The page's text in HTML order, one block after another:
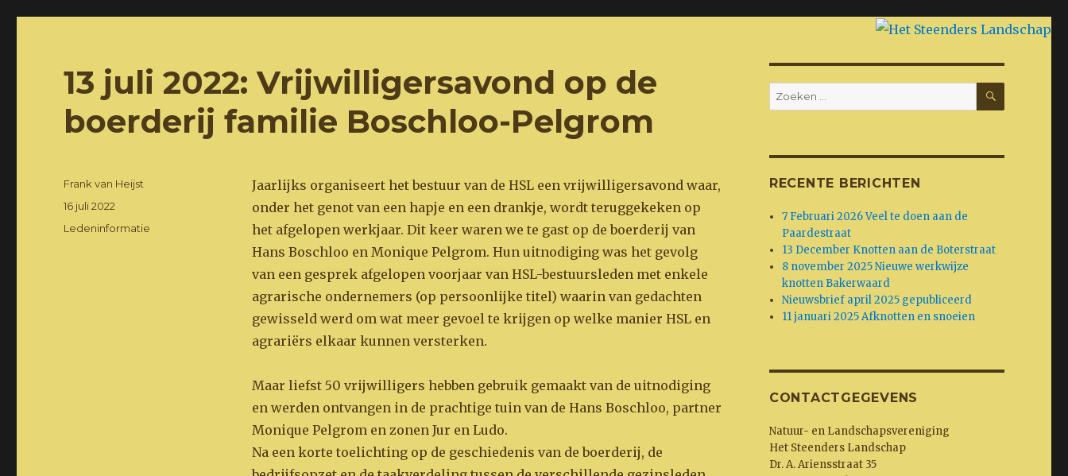
13 juli 2022: Vrijwilligersavond op de
boerderij familie Boschloo-Pelgrom
Jaarlijks organiseert het bestuur van de HSL een vrijwilligersavond waar,
onder het genot van een hapje en een drankje, wordt teruggekeken op
het afgelopen werkjaar. Dit keer waren we te gast op de boerderij van
Hans Boschloo en Monique Pelgrom. Hun uitnodiging was het gevolg
van een gesprek afgelopen voorjaar van HSL-bestuursleden met enkele
agrarische ondernemers (op persoonlijke titel) waarin van gedachten
gewisseld werd om wat meer gevoel te krijgen op welke manier HSL en
agrariërs elkaar kunnen versterken.
Maar liefst 50 vrijwilligers hebben gebruik gemaakt van de uitnodiging
en werden ontvangen in de prachtige tuin van de Hans Boschloo, partner
Monique Pelgrom en zonen Jur en Ludo.
Na een korte toelichting op de geschiedenis van de boerderij, de
Auteur
Frank van Heijst
Geplaatst
16 juli 2022
Categorieën
Ledeninformatie
Zoeken
naar:
ZOEKEN
RECENTE BERICHTEN
7 Februari 2026 Veel te doen aan de
Paardestraat
13 December Knotten aan de Boterstraat
8 november 2025 Nieuwe werkwijze
knotten Bakerwaard
Nieuwsbrief april 2025 gepubliceerd
11 januari 2025 Afknotten en snoeien
CONTACTGEGEVENS
Natuur- en Landschapsvereniging
Het Steenders Landschap
Dr. A. Ariensstraat 35